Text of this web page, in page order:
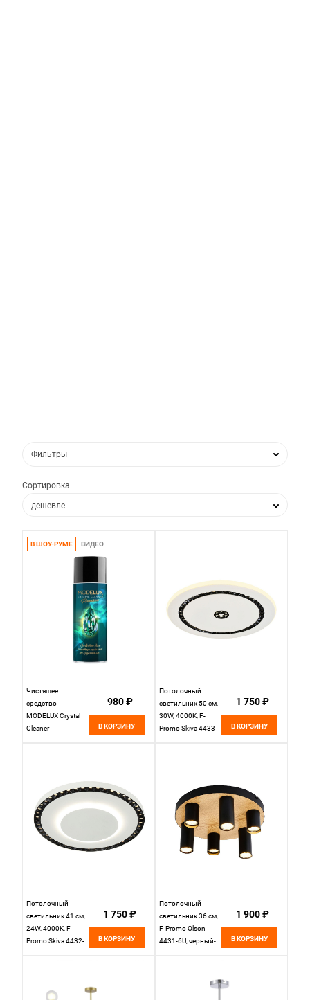
Фильтры
Сортировка
дешевле
по популярности
В ШОУ-РУМЕ ВИДЕО
Чистящее
средство
MODELUX Crystal
Cleaner
980 ₽
В КОРЗИНУ
Потолочный
светильник 50 см,
30W, 4000K, F-
Promo Skiva 4433-
1 750 ₽
В КОРЗИНУ
Потолочный
светильник 41 см,
24W, 4000K, F-
Promo Skiva 4432-
1 750 ₽
В КОРЗИНУ
Потолочный
светильник 36 см,
F-Promo Olson
4431-6U, черный-
1 900 ₽
В КОРЗИНУ